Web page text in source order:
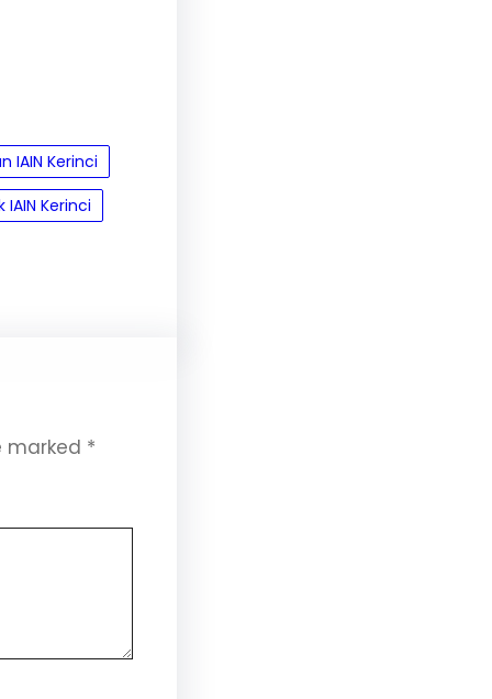
IAIN Kerinci
Kerinci
marked *